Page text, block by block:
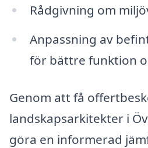
Rådgivning om
Anpassning av
för bättre funktion
Genom att få
landskapsarkitekter i
göra en informerad